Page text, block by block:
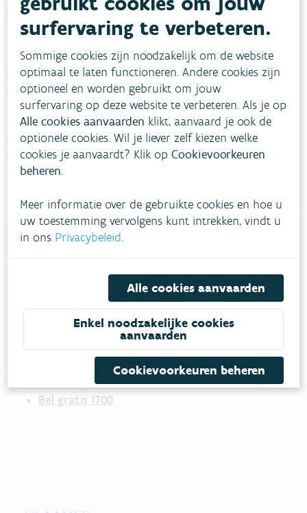
Ontwerp peilbesluit Oude
Kale
Van 26/06/2026 tot en met 25/08/2026 kan je
reageren op het ontwerp van peilbesluit voor de Oude
Kale.
Heb je vragen?
Bekijk het overzicht van meestgestelde vragen
Niet gevonden wat je zocht? Vul ons
contactformulier in.
Bel gratis 1700
surfervaring te verbeteren.
Sommige cookies zijn noodzakelijk om de website
optimaal te laten functioneren. Andere cookies zijn
optioneel en worden gebruikt om jouw
surfervaring op deze website te verbeteren. Als je op
Alle cookies aanvaarden klikt, aanvaard je ook de
optionele cookies. Wil je liever zelf kiezen welke
cookies je aanvaardt? Klik opCookievoorkeuren
beheren.
Meer informatie over de gebruikte cookies en hoe u
uw toestemming vervolgens kunt intrekken, vindt u
in ons Privacybeleid.
Alle cookies aanvaarden
Enkel noodzakelijke cookies
aanvaarden
Cookievoorkeuren beheren